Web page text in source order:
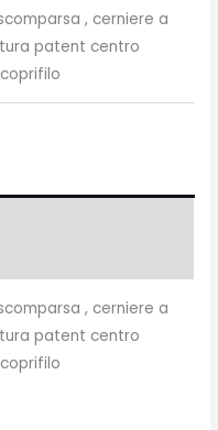
, cerniere a
patent centro
, cerniere a
patent centro